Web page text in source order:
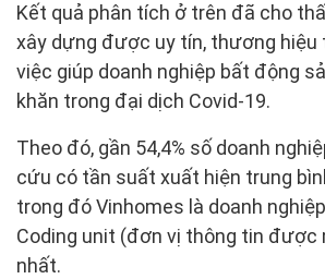
Kết quả phân tích ở trên đã cho
xây dựng được uy tín, thương
việc giúp doanh nghiệp bất động
khăn trong đại dịch Covid-19.
Theo đó, gần 54,4% số doanh
cứu có tần suất xuất hiện trung
trong đó Vinhomes là doanh
Coding unit (đơn vị thông tin được
nhất.